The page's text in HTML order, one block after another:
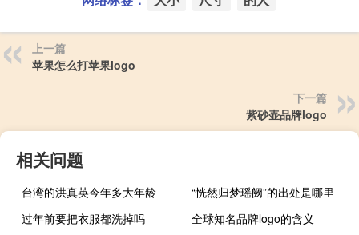
上一篇
苹果怎么打苹果logo
下一篇
紫砂壶品牌logo
相关问题
台湾的洪真英今年多大年龄
“恍然归梦瑶阙”的出处是哪里
过年前要把衣服都洗掉吗
全球知名品牌logo的含义